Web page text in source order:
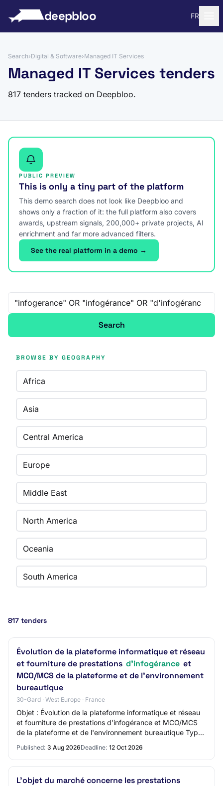
deepbloo FR
Search›Digital & Software›Managed IT Services
Managed IT Services tenders
817 tenders tracked on Deepbloo.
PUBLIC PREVIEW
This is only a tiny part of the platform
This demo search does not look like Deepbloo and
shows only a fraction of it: the full platform also covers
awards, upstream signals, 200,000+ private projects, AI
enrichment and far more advanced filters.
See the real platform in a demo →
Free-text search
Search
BROWSE BY GEOGRAPHY
Africa
Asia
Central America
Europe
Middle East
North America
Oceania
South America
817 tenders
Évolution de la plateforme informatique et réseau
et fourniture de prestations d'infogérance et
MCO/MCS de la plateforme et de l'environnement
bureautique
30-Gard · West Europe · France
Objet : Évolution de la plateforme informatique et réseau
et fourniture de prestations d'infogérance et MCO/MCS
de la plateforme et de l'environnement bureautique Type
Published: 3 Aug 2026Deadline: 12 Oct 2026
L'objet du marché concerne les prestations